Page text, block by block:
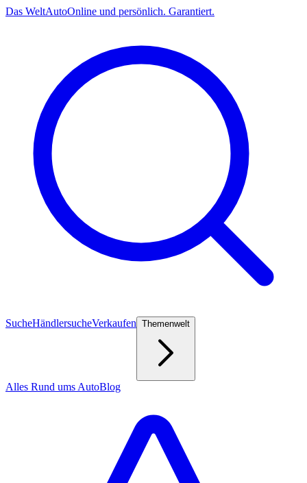
Das WeltAutoOnline und persönlich. Garantiert.
SucheHändlersucheVerkaufen Themenwelt
Alles Rund ums AutoBlog